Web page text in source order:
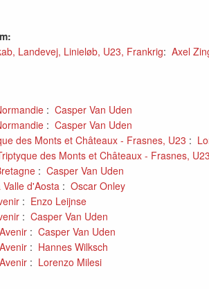
Landevej, Linieløb, U23, Frankrig: Axel
: Casper Van Uden
: Casper Van Uden
des Monts et Châteaux - Frasnes, U23 :
des Monts et Châteaux - Frasnes, U23
: Casper Van Uden
d'Aosta : Oscar Onley
: Enzo Leijnse
: Casper Van Uden
: Casper Van Uden
: Hannes Wilksch
: Lorenzo Milesi